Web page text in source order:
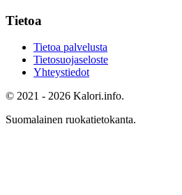
Tietoa
Tietoa palvelusta
Tietosuojaseloste
Yhteystiedot
© 2021 - 2026 Kalori.info.
Suomalainen ruokatietokanta.